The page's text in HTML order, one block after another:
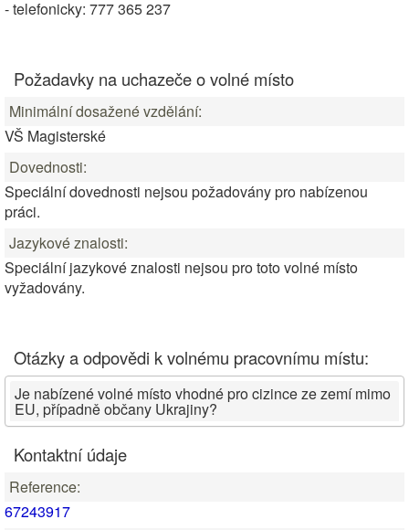
- telefonicky: 777 365 237
Požadavky na uchazeče o volné místo
Minimální dosažené vzdělání:
VŠ Magisterské
Dovednosti:
Speciální dovednosti nejsou požadovány pro nabízenou
práci.
Jazykové znalosti:
Speciální jazykové znalosti nejsou pro toto volné místo
vyžadovány.
Otázky a odpovědi k volnému pracovnímu místu:
Je nabízené volné místo vhodné pro cizince ze zemí mimo
EU, případně občany Ukrajiny?
Kontaktní údaje
Reference:
67243917